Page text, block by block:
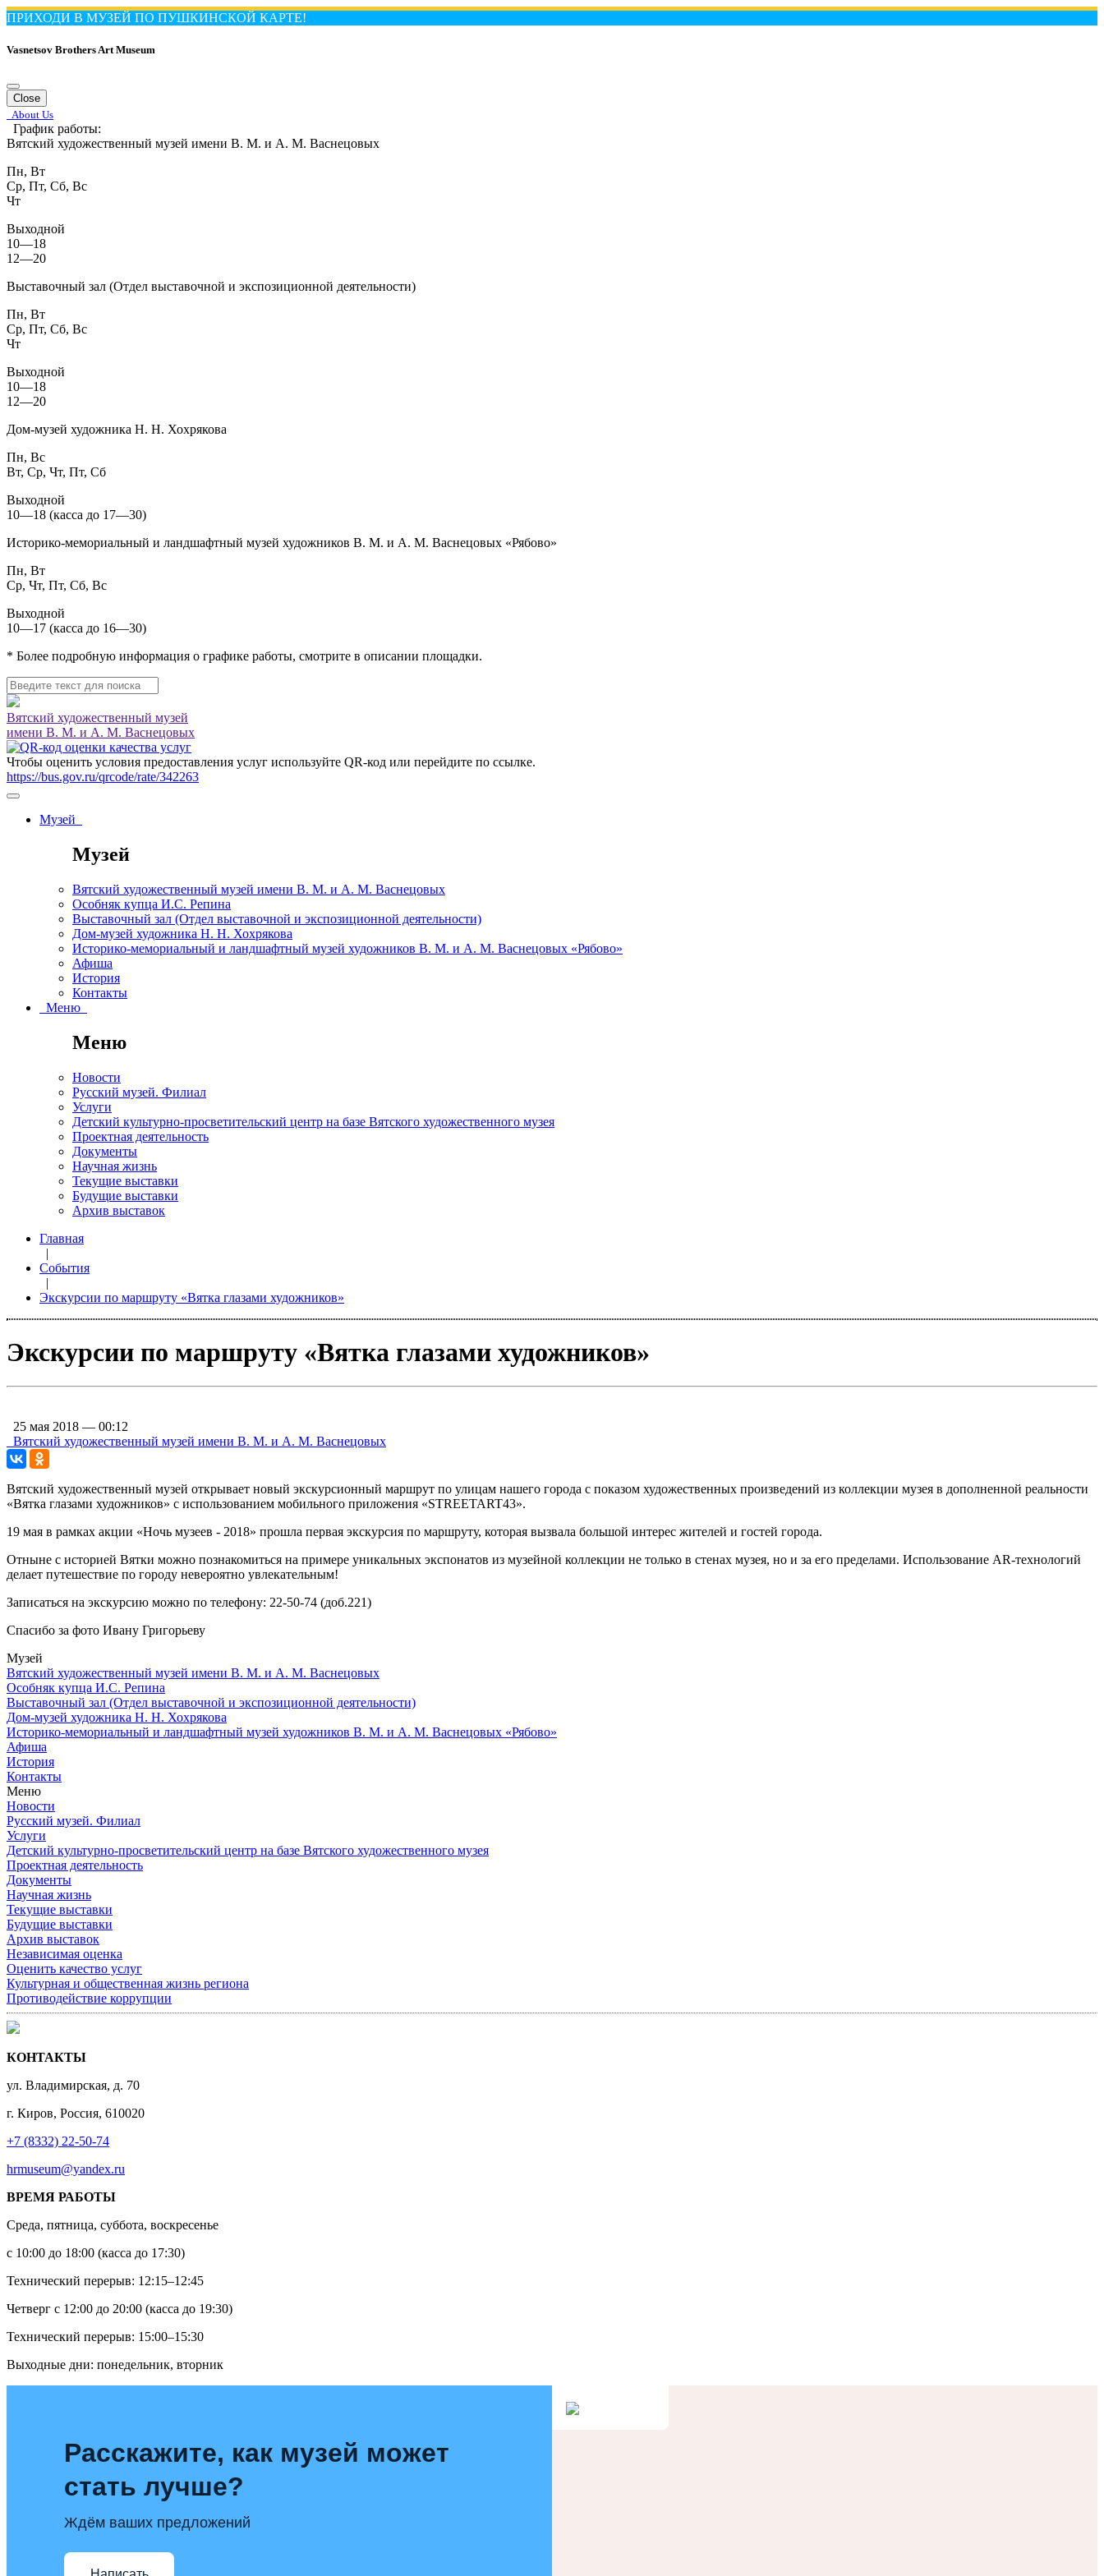
ПРИХОДИ В МУЗЕЙ ПО ПУШКИНСКОЙ КАРТЕ!
Vasnetsov Brothers Art Museum
Close
About Us
График работы:
Вятский художественный музей имени В. М. и А. М. Васнецовых
Пн, Вт
Ср, Пт, Сб, Вс
Чт
Выходной
10—18
12—20
Выставочный зал (Отдел выставочной и экспозиционной деятельности)
Пн, Вт
Ср, Пт, Сб, Вс
Чт
Выходной
10—18
12—20
Дом-музей художника Н. Н. Хохрякова
Пн, Вс
Вт, Ср, Чт, Пт, Сб
Выходной
10—18 (касса до 17—30)
Историко-мемориальный и ландшафтный музей художников В. М. и А. М. Васнецовых «Рябово»
Пн, Вт
Ср, Чт, Пт, Сб, Вс
Выходной
10—17 (касса до 16—30)
* Более подробную информация о графике работы, смотрите в описании площадки.
Вятский художественный музей
имени В. М. и А. М. Васнецовых
Чтобы оценить условия предоставления услуг используйте QR-код или перейдите по ссылке.
https://bus.gov.ru/qrcode/rate/342263
Музей
Музей
Вятский художественный музей имени В. М. и А. М. Васнецовых
Особняк купца И.С. Репина
Выставочный зал (Отдел выставочной и экспозиционной деятельности)
Дом-музей художника Н. Н. Хохрякова
Историко-мемориальный и ландшафтный музей художников В. М. и А. М. Васнецовых «Рябово»
Афиша
История
Контакты
Меню
Меню
Новости
Русский музей. Филиал
Услуги
Детский культурно-просветительский центр на базе Вятского художественного музея
Проектная деятельность
Документы
Научная жизнь
Текущие выставки
Будущие выставки
Архив выставок
Главная
|
События
|
Экскурсии по маршруту «Вятка глазами художников»
Экскурсии по маршруту «Вятка глазами художников»
25 мая 2018 — 00:12
Вятский художественный музей имени В. М. и А. М. Васнецовых
Вятский художественный музей открывает новый экскурсионный маршрут по улицам нашего города с показом художественных произведений из коллекции музея в дополненной реальности
«Вятка глазами художников» с использованием мобильного приложения «STREETART43».
19 мая в рамках акции «Ночь музеев - 2018» прошла первая экскурсия по маршруту, которая вызвала большой интерес жителей и гостей города.
Отныне с историей Вятки можно познакомиться на примере уникальных экспонатов из музейной коллекции не только в стенах музея, но и за его пределами. Использование AR-технологий
делает путешествие по городу невероятно увлекательным!
Записаться на экскурсию можно по телефону: 22-50-74 (доб.221)
Спасибо за фото Ивану Григорьеву
Музей
Вятский художественный музей имени В. М. и А. М. Васнецовых
Особняк купца И.С. Репина
Выставочный зал (Отдел выставочной и экспозиционной деятельности)
Дом-музей художника Н. Н. Хохрякова
Историко-мемориальный и ландшафтный музей художников В. М. и А. М. Васнецовых «Рябово»
Афиша
История
Контакты
Меню
Новости
Русский музей. Филиал
Услуги
Детский культурно-просветительский центр на базе Вятского художественного музея
Проектная деятельность
Документы
Научная жизнь
Текущие выставки
Будущие выставки
Архив выставок
Независимая оценка
Оценить качество услуг
Культурная и общественная жизнь региона
Противодействие коррупции
КОНТАКТЫ
ул. Владимирская, д. 70
г. Киров, Россия, 610020
+7 (8332) 22-50-74
hrmuseum@yandex.ru
ВРЕМЯ РАБОТЫ
Среда, пятница, суббота, воскресенье
с 10:00 до 18:00 (касса до 17:30)
Технический перерыв: 12:15–12:45
Четверг с 12:00 до 20:00 (касса до 19:30)
Технический перерыв: 15:00–15:30
Выходные дни: понедельник, вторник
Расскажите, как музей может
стать лучше?
Ждём ваших предложений